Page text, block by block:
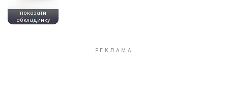
показати
обкладинку